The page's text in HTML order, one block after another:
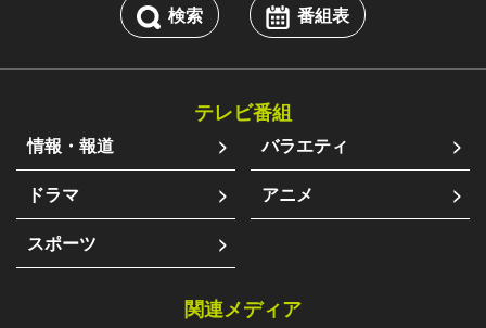
検索 番組表
テレビ番組
情報・報道
バラエティ
ドラマ
アニメ
スポーツ
関連メディア